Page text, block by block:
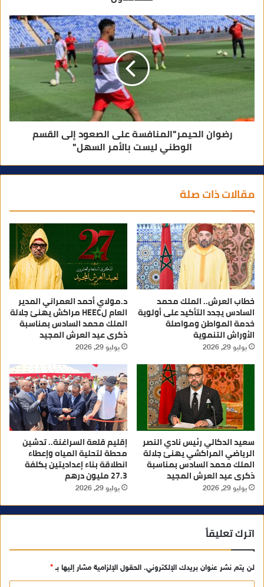
رضوان الحيمر"المنافسة على الصعود إلى القسم
الوطني ليست بالأمر السهل"
مقالات ذات صلة
خطاب العرش.. الملك محمد
السادس يجدد التأكيد على أولوية
خدمة المواطن ومواصلة
الأوراش التنموية
يوليو 29, 2026
د.مولاي أحمد العمراني المدير
العام لHEEC مراكش يهنئ جلالة
الملك محمد السادس بمناسبة
ذكرى عيد العرش المجيد
يوليو 29, 2026
سعيد الدكالي رئيس نادي النصر
الرياضي المراكشي يهنئ جلالة
الملك محمد السادس بمناسبة
ذكرى عيد العرش المجيد
يوليو 29, 2026
إقليم قلعة السراغنة.. تدشين
محطة لتحلية المياه وإعطاء
انطلاقة بناء إعداديتين بكلفة
27.3 مليون درهم
يوليو 29, 2026
اترك تعليقاً
لن يتم نشر عنوان بريدك الإلكتروني. الحقول الإلزامية مشار إليها بـ*